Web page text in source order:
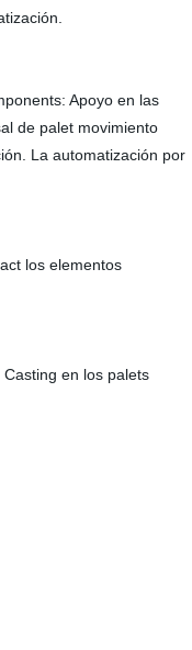
Apoyo en las
de palet movimiento
La automatización por
los elementos
en los palets